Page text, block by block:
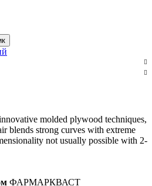
molded plywood techniques,
blends strong curves with extreme
not usually possible with 2-
ФАРМАРКВАСТ